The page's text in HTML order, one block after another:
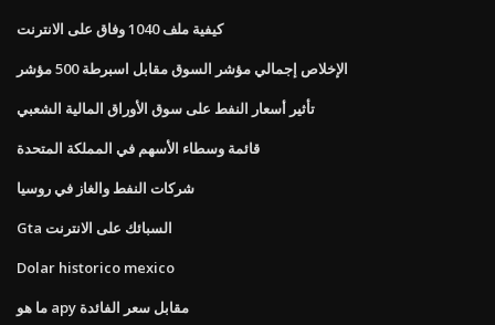
كيفية ملف 1040 وفاق على الانترنت
الإخلاص إجمالي مؤشر السوق مقابل اسبرطة 500 مؤشر
تأثير أسعار النفط على سوق الأوراق المالية الشعبي
قائمة وسطاء الأسهم في المملكة المتحدة
شركات النفط والغاز في روسيا
Gta السبائك على الانترنت
Dolar historico mexico
ما هو apy مقابل سعر الفائدة